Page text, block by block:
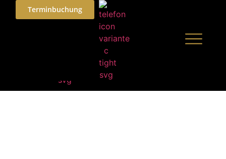
Terminbuchung